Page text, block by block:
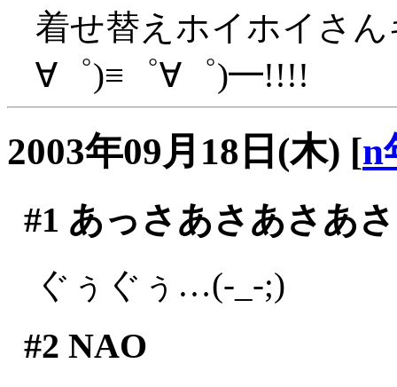
着せ替えホイホイさ
∀゜)≡゜∀゜)━!!!!
2003年09月18日(木) [n
#1 あっさあさあさあ
ぐぅぐぅ…(-_-;)
#2 NAO